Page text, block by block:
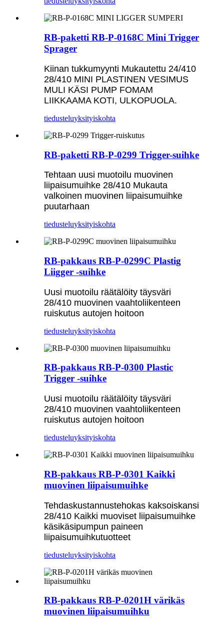
RB-paketti RB-P-0168C Mini Trigger
Sprager
Kiinan tukkumyynti Mukautettu 24/410
28/410 MINI PLASTINEN VESIMUS
MULI KÄSI PUMP FOMAM
LIIKKAAMA KOTI, ULKOPUOLA.
tiedusteluyksityiskohta
RB-paketti RB-P-0299 Trigger-suihke
Tehtaan uusi muotoilu muovinen
liipaisumuihke 28/410 Mukauta
valkoinen muovinen liipaisumuihke
puutarhaan
tiedusteluyksityiskohta
RB-pakkaus RB-P-0299C Plastig
Liigger -suihke
Uusi muotoilu räätälöity täysväri
28/410 muovinen vaahtoliikenteen
ruiskutus autojen hoitoon
tiedusteluyksityiskohta
RB-pakkaus RB-P-0300 Plastic
Trigger -suihke
Uusi muotoilu räätälöity täysväri
28/410 muovinen vaahtoliikenteen
ruiskutus autojen hoitoon
tiedusteluyksityiskohta
RB-pakkaus RB-P-0301 Kaikki
muovinen liipaisumuihke
Tehdaskustannustehokas kaksoiskansi
28/410 Kaikki muoviset liipaisumuihke
käsikäsipumpun paineen
liipaisumuihkutuotteet
tiedusteluyksityiskohta
RB-pakkaus RB-P-0201H värikäs
muovinen liipaisumuihku